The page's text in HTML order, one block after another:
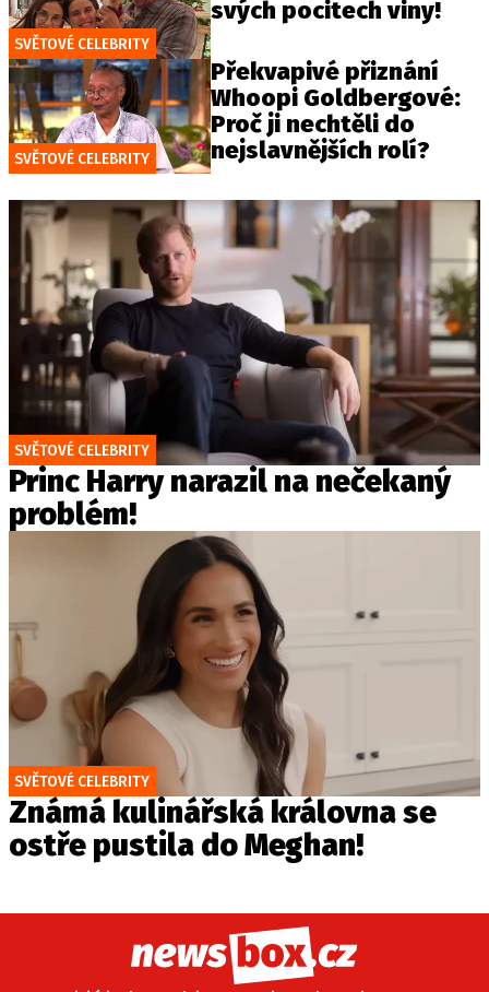
SVĚTOVÉ CELEBRITY
svých pocitech viny!
SVĚTOVÉ CELEBRITY
Překvapivé přiznání
Whoopi Goldbergové:
Proč ji nechtěli do
nejslavnějších rolí?
SVĚTOVÉ CELEBRITY
Princ Harry narazil na nečekaný
problém!
SVĚTOVÉ CELEBRITY
Známá kulinářská královna se
ostře pustila do Meghan!